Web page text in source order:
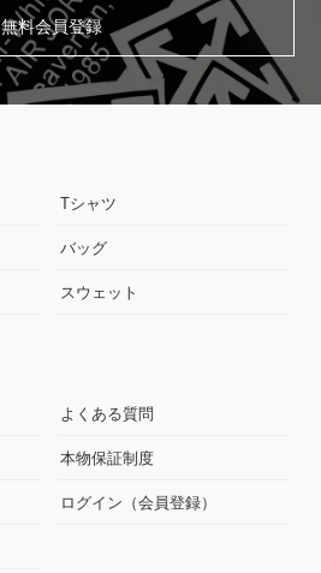
無料会員登録
Tシャツ
バッグ
スウェット
よくある質問
本物保証制度
ログイン（会員登録）